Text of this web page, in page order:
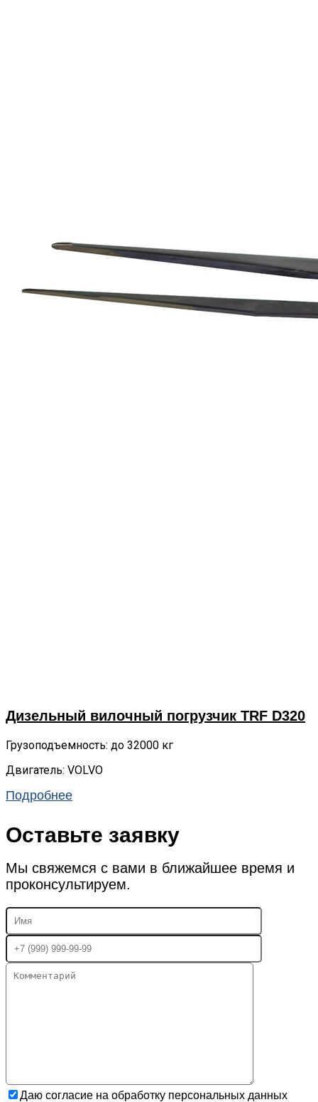
Дизельный вилочный погрузчик TRF D320
Грузоподъемность: до 32000 кг
Двигатель: VOLVO
Подробнее
Оставьте заявку
Мы свяжемся с вами в ближайшее время и
проконсультируем.
Даю согласие на обработку персональных данных